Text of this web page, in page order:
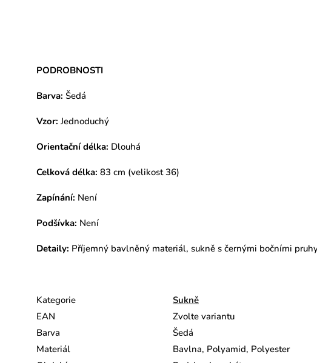
PODROBNOSTI
Barva: Šedá
Vzor: Jednoduchý
Orientační délka: Dlouhá
Celková délka: 83 cm (velikost 36)
Zapínání: Není
Podšívka: Není
Detaily: Příjemný bavlněný materiál, sukně s černými bočními
Kategorie
Sukně
EAN
Zvolte variantu
Barva
Šedá
Materiál
Bavlna, Polyamid, Polyester